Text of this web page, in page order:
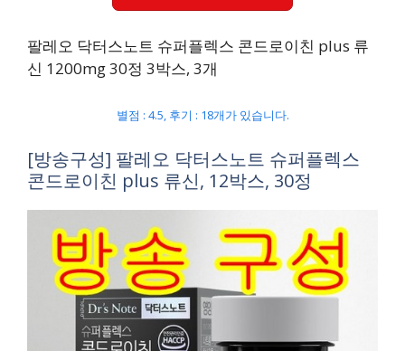
팔레오 닥터스노트 슈퍼플렉스 콘드로이친 plus 류
신 1200mg 30정 3박스, 3개
별점 : 4.5, 후기 : 18개가 있습니다.
[방송구성] 팔레오 닥터스노트 슈퍼플렉스
콘드로이친 plus 류신, 12박스, 30정